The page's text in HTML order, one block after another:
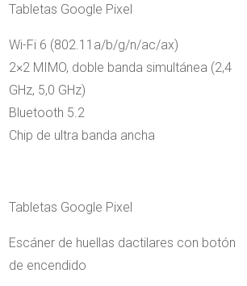
Tabletas Google Pixel
Wi-Fi 6 (802.11a/b/g/n/ac/ax)
2×2 MIMO, doble banda simultánea (2,4
GHz, 5,0 GHz)
Bluetooth 5.2
Chip de ultra banda ancha
Tabletas Google Pixel
Escáner de huellas dactilares con botón
de encendido